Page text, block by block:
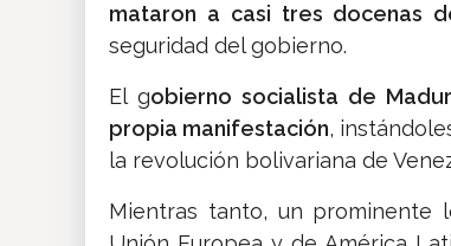
mataron a casi tres docenas
seguridad del gobierno.
El gobierno socialista de
propia manifestación,
la revolución bolivariana de
Mientras tanto, un prominente